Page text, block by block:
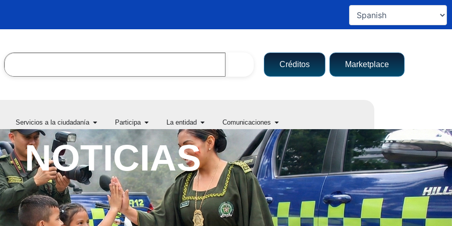
Search
Créditos Marketplace
Transparencia y acceso
información pública
Servicios a la ciudadanía Open Servicios a la ciudadanía
Participa Open Participa
La entidad Open La entidad
Comunicaciones Open Comunicaciones
NOTICIAS